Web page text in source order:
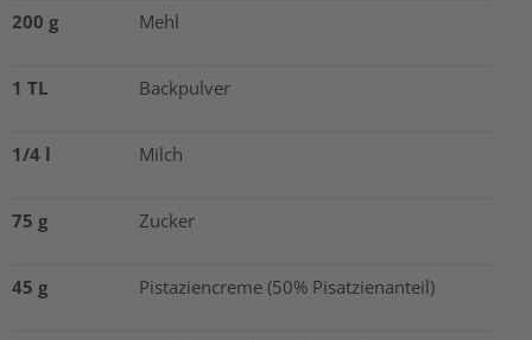
200 g Mehl
1 TL Backpulver
1/4 l Milch
75 g Zucker
45 g Pistaziencreme (50% Pisatzienanteil)